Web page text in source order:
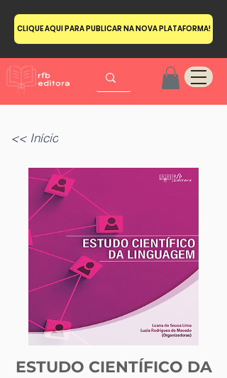
CLIQUE AQUI PARA PUBLICAR NA NOVA PLATAFORMA!
<< Início
ESTUDO CIENTÍFICO DA